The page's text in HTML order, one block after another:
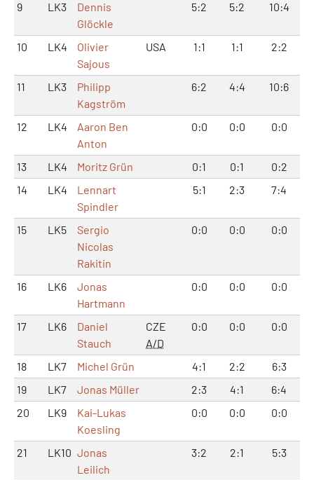
9 LK3
Dennis
Glöckle
5:2 5:2 10:4
10 LK4
Olivier
Sajous
USA 1:1 1:1 2:2
11 LK3
Philipp
Kagström
6:2 4:4 10:6
12 LK4
Aaron Ben
Anton
0:0 0:0 0:0
13 LK4 Moritz Grün 0:1 0:1
0:2
14
LK4
Lennart
Spindler
5:1 2:3 7:4
15 LK5
Sergio
Nicolas
Rakitin
0:0 0:0 0:0
16 LK6
Jonas
Hartmann
0:0 0:0 0:0
17 LK6
Daniel
Stauch
CZE
A/D
0:0 0:0 0:0
18 LK7 Michel Grün 4:1 2:2
6:3
19
LK7 Jonas Müller 2:3 4:1
6:4
20
LK9
Kai-Lukas
Koesling
0:0 0:0 0:0
21 LK10 Jonas
Leilich
3:2 2:1 5:3